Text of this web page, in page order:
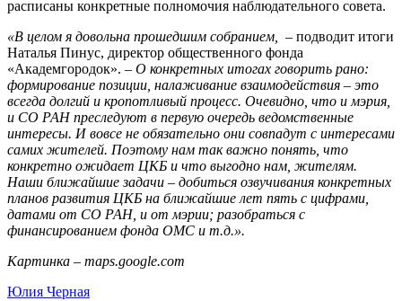
расписаны конкретные полномочия наблюдательного совета.
«В целом я довольна прошедшим собранием,
– подводит итоги
Наталья Пинус, директор общественного фонда
«Академгородок». – О конкретных итогах говорить рано:
формирование позиции, налаживание взаимодействия – это
всегда долгий и кропотливый процесс. Очевидно, что и мэрия,
и СО РАН преследуют в первую очередь ведомственные
интересы. И вовсе не обязательно они совпадут с интересами
самих жителей. Поэтому нам так важно понять, что
конкретно ожидает ЦКБ и что выгодно нам, жителям.
Наши ближайшие задачи – добиться озвучивания конкретных
планов развития ЦКБ на ближайшие лет пять с цифрами,
датами от СО РАН, и от мэрии; разобраться с
финансированием фонда ОМС и т.д.».
Картинка – maps.google.com
Юлия Черная